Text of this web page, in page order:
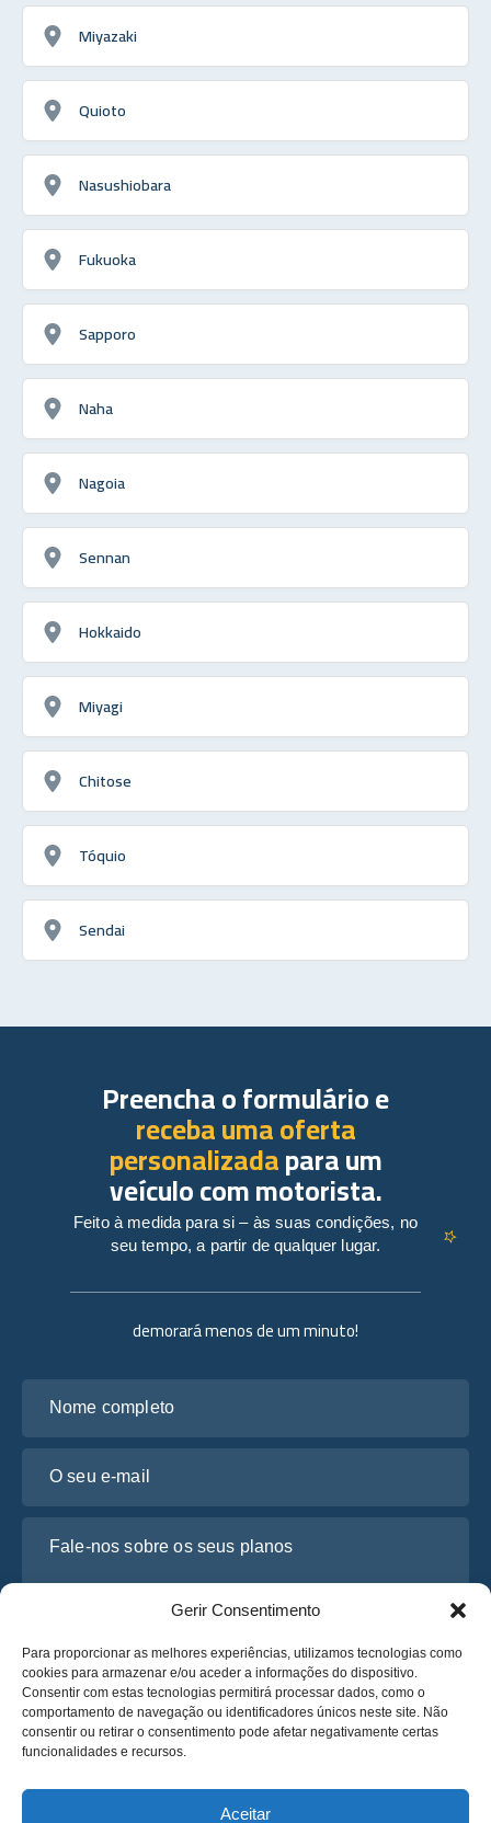
Gerir Consentimento
Para proporcionar as melhores experiências, utilizamos tecnologias como
cookies para armazenar e/ou aceder a informações do dispositivo.
Consentir com estas tecnologias permitirá processar dados, como o
comportamento de navegação ou identificadores únicos neste site. Não
consentir ou retirar o consentimento pode afetar negativamente certas
funcionalidades e recursos.
Aceitar
Miyazaki
Quioto
Nasushiobara
Fukuoka
Sapporo
Naha
Nagoia
Sennan
Hokkaido
Miyagi
Chitose
Tóquio
Sendai
demorará menos de um minuto!
Li e concordo com a
Obtenha um Orçamento
Preencha o formulário e
receba uma oferta
personalizadapara um
veículo com motorista.
Feito à medida para si – às suas condições, no
seu tempo, a partir de qualquer lugar.